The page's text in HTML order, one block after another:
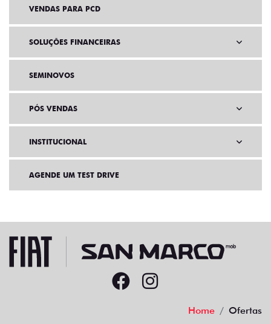
VENDAS PARA PCD
SOLUÇÕES FINANCEIRAS
SEMINOVOS
PÓS VENDAS
INSTITUCIONAL
AGENDE UM TEST DRIVE
Home Ofertas